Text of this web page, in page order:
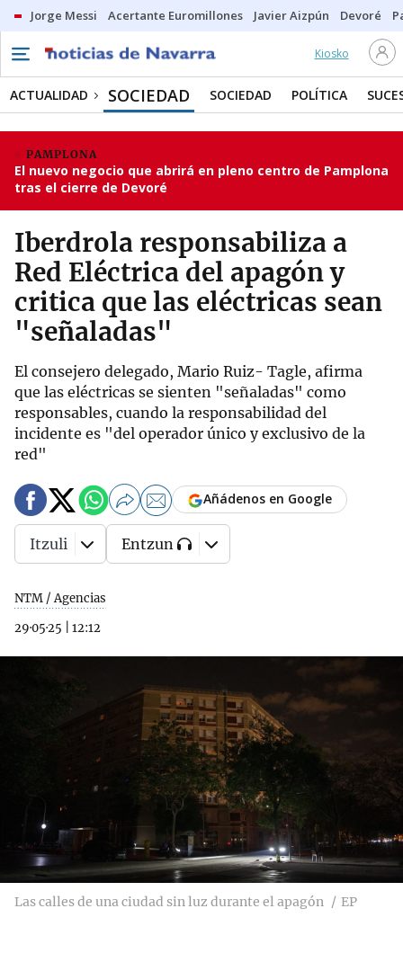
Jorge Messi Acertante Euromillones Javier Aizpún Devoré
Kiosko
ACTUALIDAD SOCIEDAD SOCIEDAD POLÍTICA
PAMPLONA
El nuevo negocio que abrirá en pleno centro de Pamplona
tras el cierre de Devoré
Iberdrola responsabiliza a
Red Eléctrica del apagón y
critica que las eléctricas sean
"señaladas"
El consejero delegado, Mario Ruiz- Tagle, afirma
que las eléctricas se sienten "señaladas" como
responsables, cuando la responsabilidad del
incidente es "del operador único y exclusivo de la
red"
NTM / Agencias
29·05·25
12:12
Añádenos en Google
Itzuli Entzun
Las calles de una ciudad sin luz durante el apagón EP